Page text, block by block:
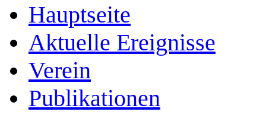
Hauptseite
Aktuelle Ereignisse
Verein
Publikationen